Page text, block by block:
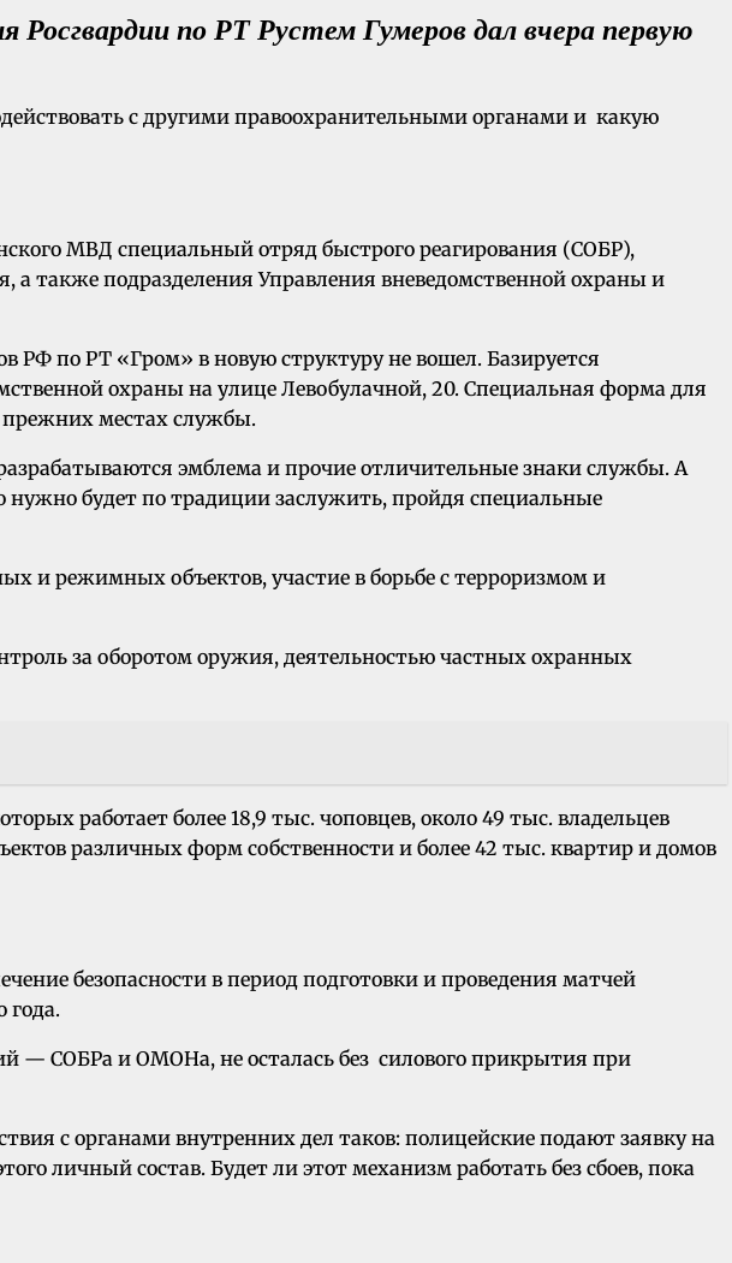
Росгвардии по РТ Рустем Гумеров дал вчера первую
с другими правоохранительными органами и какую
МВД специальный отряд быстрого реагирования (СОБР),
также подразделения Управления вневедомственной охраны и
РФ по РТ «Гром» в новую структуру не вошел. Базируется
охраны на улице Левобулачной, 20. Специальная форма для
прежних местах службы.
эмблема и прочие отличительные знаки службы. А
нужно будет по традиции заслужить, пройдя специальные
и режимных объектов, участие в борьбе с терроризмом и
за оборотом оружия, деятельностью частных охранных
работает более 18,9 тыс. чоповцев, около 49 тыс. владельцев
различных форм собственности и более 42 тыс. квартир и домов
безопасности в период подготовки и проведения матчей
года.
— СОБРа и ОМОНа, не осталась без силового прикрытия при
с органами внутренних дел таков: полицейские подают заявку на
личный состав. Будет ли этот механизм работать без сбоев, пока